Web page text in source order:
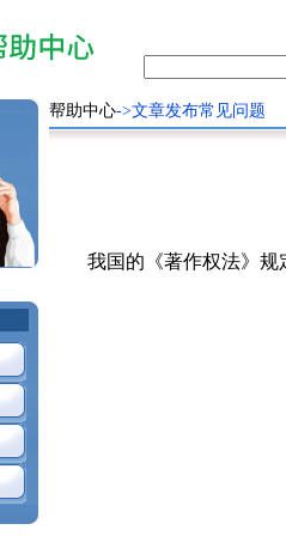
帮助中心->文章发布常见问题
我国的《著作权法》规